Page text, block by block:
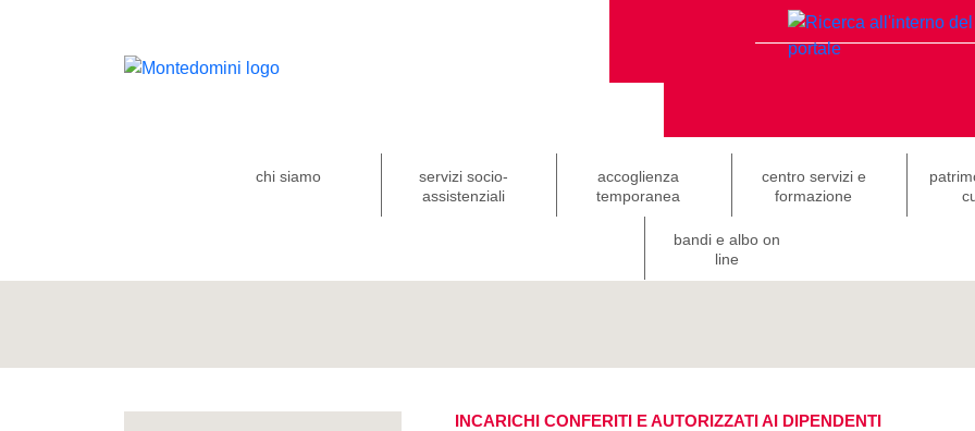
chi siamo
servizi socio-
assistenziali
accoglienza
temporanea
centro servizi e
formazione
bandi e albo on
line
INCARICHI CONFERITI E AUTORIZZATI AI DIPENDENTI